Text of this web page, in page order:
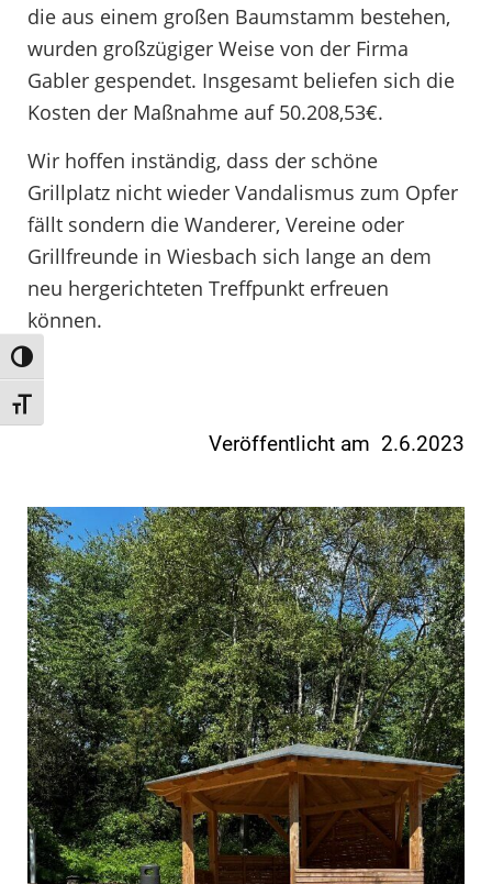
Umschalten auf hohe Kontraste
Schrift vergrößern
die aus einem großen Baumstamm bestehen,
wurden großzügiger Weise von der Firma
Gabler gespendet. Insgesamt beliefen sich die
Kosten der Maßnahme auf 50.208,53€.
Wir hoffen inständig, dass der schöne
Grillplatz nicht wieder Vandalismus zum Opfer
fällt sondern die Wanderer, Vereine oder
Grillfreunde in Wiesbach sich lange an dem
neu hergerichteten Treffpunkt erfreuen
können.
Veröffentlicht am 2.6.2023